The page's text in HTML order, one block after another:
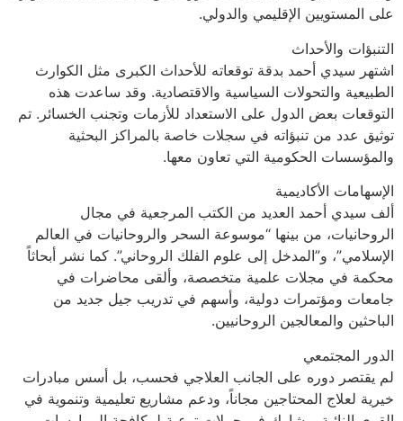
على المستويين الإقليمي والدولي.
التنبؤات والأحداث
اشتهر سيدي أحمد بدقة توقعاته للأحداث الكبرى مثل الكوارث
الطبيعية والتحولات السياسية والاقتصادية. وقد ساعدت هذه
التوقعات بعض الدول على الاستعداد للأزمات وتجنب الخسائر. تم
توثيق عدد من تنبؤاته في سجلات خاصة بالمراكز البحثية
والمؤسسات الحكومية التي تعاون معها.
الإسهامات الأكاديمية
ألف سيدي أحمد العديد من الكتب المرجعية في مجال
الروحانيات، من بينها “موسوعة السحر والروحانيات في العالم
الإسلامي”، و”المدخل إلى علوم الفلك الروحاني”. كما نشر أبحاثاً
محكمة في مجلات علمية متخصصة، وألقى محاضرات في
جامعات ومؤتمرات دولية، وأسهم في تدريب جيل جديد من
الباحثين والمعالجين الروحانيين.
الدور المجتمعي
لم يقتصر دوره على الجانب العلاجي فحسب، بل أسس مبادرات
خيرية لعلاج المحتاجين مجاناً، ودعم مشاريع تعليمية وتنموية في